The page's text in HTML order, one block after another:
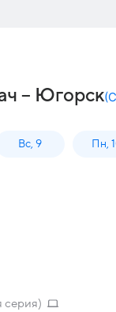
– Югорск(
Вс, 9 Пн,
серия)